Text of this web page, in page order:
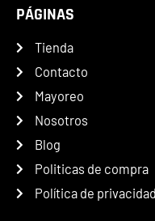
PÁGINAS
Tienda
Contacto
Mayoreo
Nosotros
Blog
Politicas de compra
Política de privacidad